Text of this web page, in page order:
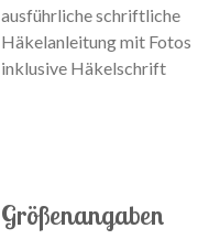
ausführliche schriftliche
Häkelanleitung mit Fotos
inklusive Häkelschrift
Größenangaben